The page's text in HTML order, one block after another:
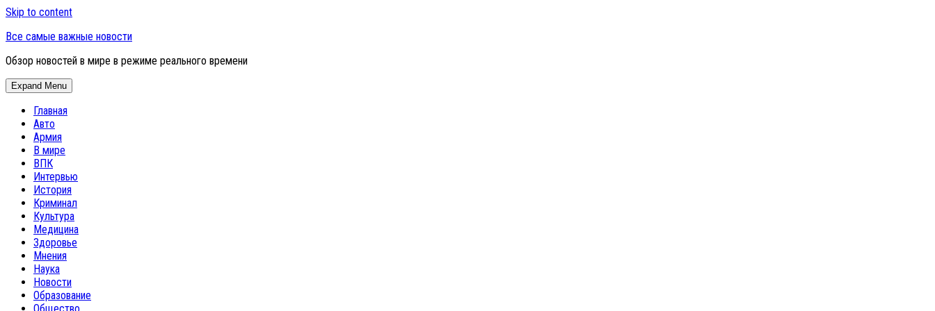
Skip to content
Все самые важные новости
Обзор новостей в мире в режиме реального времени
Expand Menu
Главная
Авто
Армия
В мире
ВПК
Интервью
История
Криминал
Культура
Медицина
Здоровье
Мнения
Наука
Новости
Образование